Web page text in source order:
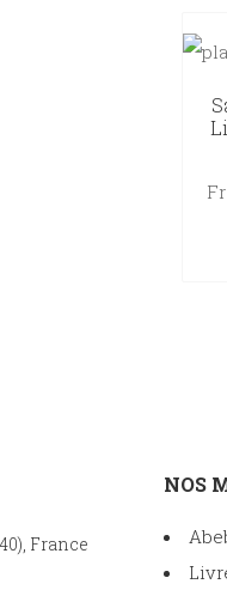
France
NOS